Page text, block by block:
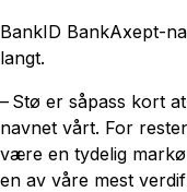
BankID BankAxept-
langt.
– Stø er såpass kort
navnet vårt. For
være en tydelig
en av våre mest